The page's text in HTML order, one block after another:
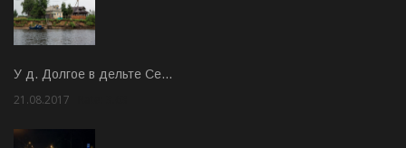
У д. Долгое в дельте Се…
21.08.2017